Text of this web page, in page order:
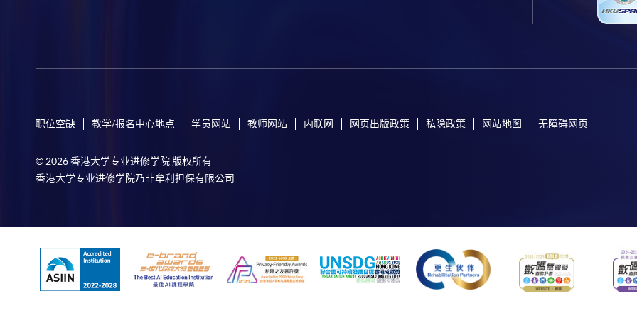
职位空缺 教学/报名中心地点 学员网站 教师网站 内联网 网页出版政策 私隐政策 网站地图 无障碍网页
© 2026 香港大学专业进修学院 版权所有
香港大学专业进修学院乃非牟利担保有限公司